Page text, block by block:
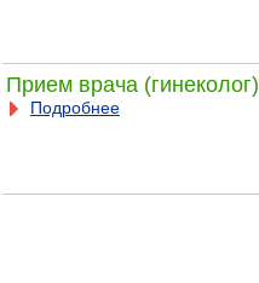
Прием врача (гинеколог)
Подробнее